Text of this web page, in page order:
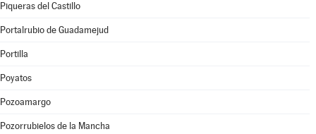
Piqueras del Castillo
Portalrubio de Guadamejud
Portilla
Poyatos
Pozoamargo
Pozorrubielos de la Mancha